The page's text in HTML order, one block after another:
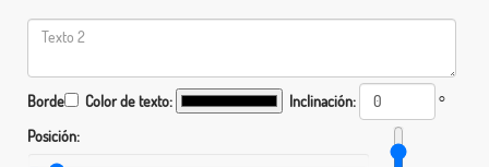
Borde Color de texto: Inclinación:
°
Posición: